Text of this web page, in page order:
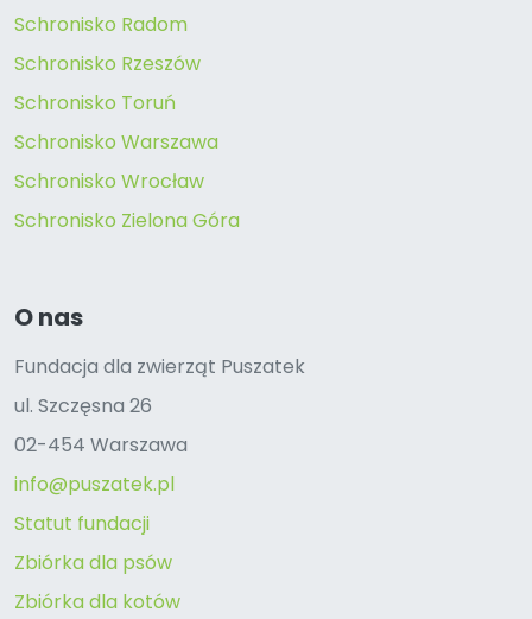
Schronisko Radom
Schronisko Rzeszów
Schronisko Toruń
Schronisko Warszawa
Schronisko Wrocław
Schronisko Zielona Góra
O nas
Fundacja dla zwierząt Puszatek
ul. Szczęsna 26
02-454 Warszawa
info@puszatek.pl
Statut fundacji
Zbiórka dla psów
Zbiórka dla kotów